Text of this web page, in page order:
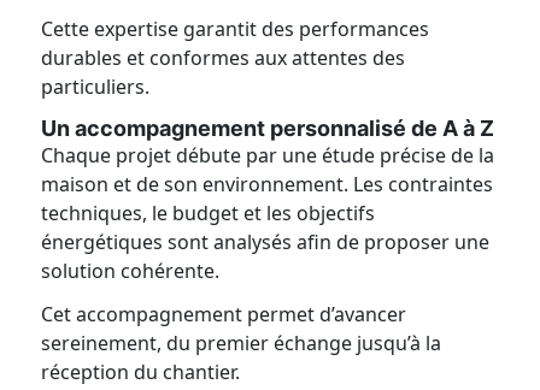
Cette expertise garantit des performances
durables et conformes aux attentes des
particuliers.
Un accompagnement personnalisé de A à Z
Chaque projet débute par une étude précise de la
maison et de son environnement. Les contraintes
techniques, le budget et les objectifs
énergétiques sont analysés afin de proposer une
solution cohérente.
Cet accompagnement permet d’avancer
sereinement, du premier échange jusqu’à la
réception du chantier.